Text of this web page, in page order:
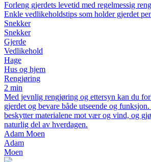
Forleng gjerdets levetid med regelmessig
Enkle vedlikeholdstips som holder gjerdet
Snekker
Snekker
Gjerde
Vedlikehold
Hage
Hus og hjem
Rengjøring
2 min
Med jevnlig rengjøring og ettersyn kan du
gjerdet og bevare både utseende og
beskytter materialene mot vær og vind, og
naturlig del av hverdagen.
Adam Moen
Adam
Moen